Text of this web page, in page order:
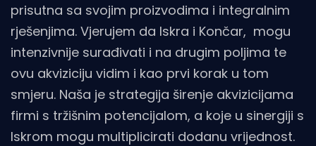
prisutna sa svojim proizvodima i integralnim
rješenjima. Vjerujem da Iskra i Končar, mogu
intenzivnije surađivati i na drugim poljima te
ovu akviziciju vidim i kao prvi korak u tom
smjeru. Naša je strategija širenje akvizicijama
firmi s tržišnim potencijalom, a koje u sinergiji s
Iskrom mogu multiplicirati dodanu vrijednost.